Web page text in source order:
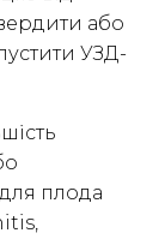
або
УЗД-
плода